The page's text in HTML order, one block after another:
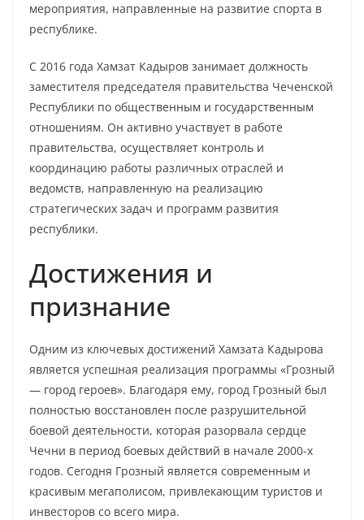
мероприятия, направленные на развитие спорта в
республике.
С 2016 года Хамзат Кадыров занимает должность
заместителя председателя правительства Чеченской
Республики по общественным и государственным
отношениям. Он активно участвует в работе
правительства, осуществляет контроль и
координацию работы различных отраслей и
ведомств, направленную на реализацию
стратегических задач и программ развития
республики.
Достижения и
признание
Одним из ключевых достижений Хамзата Кадырова
является успешная реализация программы «Грозный
— город героев». Благодаря ему, город Грозный был
полностью восстановлен после разрушительной
боевой деятельности, которая разорвала сердце
Чечни в период боевых действий в начале 2000-х
годов. Сегодня Грозный является современным и
красивым мегаполисом, привлекающим туристов и
инвесторов со всего мира.